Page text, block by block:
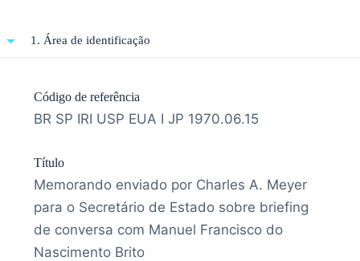
1. Área de identificação
Código de referência
BR SP IRI USP EUA I JP 1970.06.15
Título
Memorando enviado por Charles A. Meyer
para o Secretário de Estado sobre briefing
de conversa com Manuel Francisco do
Nascimento Brito